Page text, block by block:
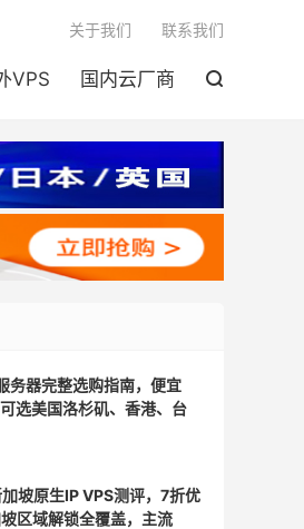
VPS 国内云厂商 
关于我们 联系我们
器完整选购指南，便宜
选美国洛杉矶、香港、台
坡原生IP VPS测评，7折优
区域解锁全覆盖，主流